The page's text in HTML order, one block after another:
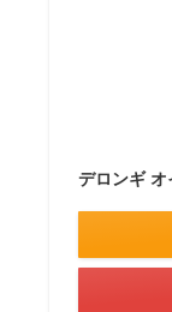
デロンギ オ